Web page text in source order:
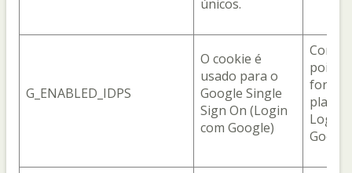
únicos.
G_ENABLED_IDPS
O cookie é
usado para o
Google Single
Sign On (Login
com Google)
Com o
pois
Login